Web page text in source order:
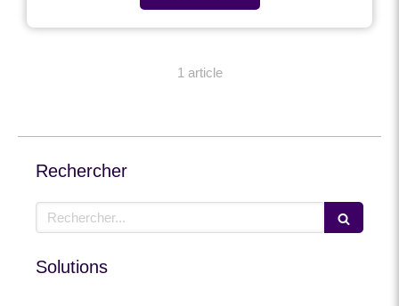
1 article
Rechercher
Rechercher
Solutions